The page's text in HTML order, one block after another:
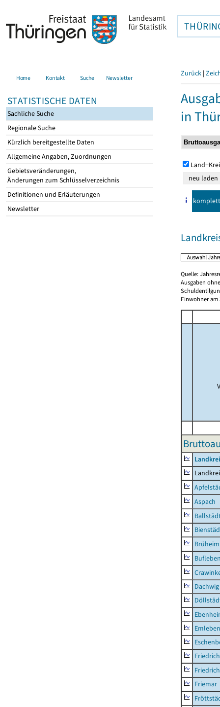
Home Kontakt Suche Newsletter
STATISTISCHE DATEN
Sachliche Suche
Regionale Suche
Kürzlich bereitgestellte Daten
Allgemeine Angaben, Zuordnungen
Gebietsveränderungen,
Änderungen zum Schlüsselverzeichnis
Definitionen und Erläuterungen
Newsletter
Zurück |
in
komplett
Quelle:
Ausgaben
Einwohner am
Aspach
Brüheim
Dachwig
Emleben
Friemar